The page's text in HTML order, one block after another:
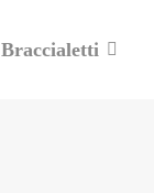
Braccialetti